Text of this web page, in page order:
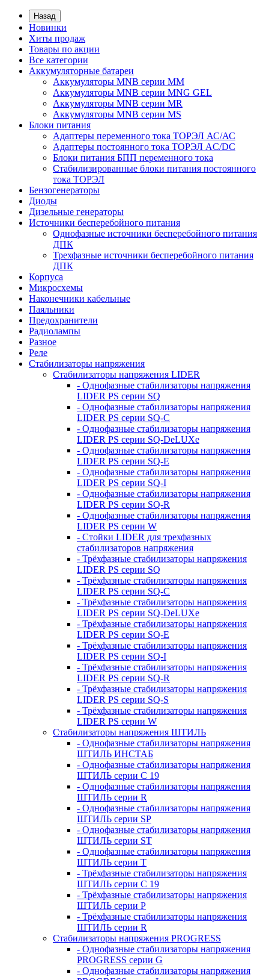
Назад
Новинки
Хиты продаж
Товары по акции
Все категории
Аккумуляторные батареи
Аккумуляторы MNB серии MM
Аккумуляторы MNB серии MNG GEL
Аккумуляторы MNB серии MR
Аккумуляторы MNB серии MS
Блоки питания
Адаптеры переменного тока ТОРЭЛ АС/АС
Адаптеры постоянного тока ТОРЭЛ AC/DC
Блоки питания БПП переменного тока
Стабилизированные блоки питания постоянного
тока ТОРЭЛ
Бензогенераторы
Диоды
Дизельные генераторы
Источники бесперебойного питания
Однофазные источники бесперебойного питания
ДПК
Трехфазные источники бесперебойного питания
ДПК
Корпуса
Микросхемы
Наконечники кабельные
Паяльники
Предохранители
Радиолампы
Разное
Реле
Стабилизаторы напряжения
Стабилизаторы напряжения LIDER
- Однофазные стабилизаторы напряжения
LIDER PS серии SQ
- Однофазные стабилизаторы напряжения
LIDER PS серии SQ-C
- Однофазные стабилизаторы напряжения
LIDER PS серии SQ-DeLUXe
- Однофазные стабилизаторы напряжения
LIDER PS серии SQ-E
- Однофазные стабилизаторы напряжения
LIDER PS серии SQ-I
- Однофазные стабилизаторы напряжения
LIDER PS серии SQ-R
- Однофазные стабилизаторы напряжения
LIDER PS серии W
- Стойки LIDER для трехфазных
стабилизаторов напряжения
- Трёхфазные стабилизаторы напряжения
LIDER PS серии SQ
- Трёхфазные стабилизаторы напряжения
LIDER PS серии SQ-C
- Трёхфазные стабилизаторы напряжения
LIDER PS серии SQ-DeLUXe
- Трёхфазные стабилизаторы напряжения
LIDER PS серии SQ-E
- Трёхфазные стабилизаторы напряжения
LIDER PS серии SQ-I
- Трёхфазные стабилизаторы напряжения
LIDER PS серии SQ-R
- Трёхфазные стабилизаторы напряжения
LIDER PS серии SQ-S
- Трёхфазные стабилизаторы напряжения
LIDER PS серии W
Стабилизаторы напряжения ШТИЛЬ
- Однофазные стабилизаторы напряжения
ШТИЛЬ ИНСТАБ
- Однофазные стабилизаторы напряжения
ШТИЛЬ серии C 19
- Однофазные стабилизаторы напряжения
ШТИЛЬ серии R
- Однофазные стабилизаторы напряжения
ШТИЛЬ серии SP
- Однофазные стабилизаторы напряжения
ШТИЛЬ серии ST
- Однофазные стабилизаторы напряжения
ШТИЛЬ серии T
- Трёхфазные стабилизаторы напряжения
ШТИЛЬ серии C 19
- Трёхфазные стабилизаторы напряжения
ШТИЛЬ серии P
- Трёхфазные стабилизаторы напряжения
ШТИЛЬ серии R
Стабилизаторы напряжения PROGRESS
- Однофазные стабилизаторы напряжения
PROGRESS серии G
- Однофазные стабилизаторы напряжения